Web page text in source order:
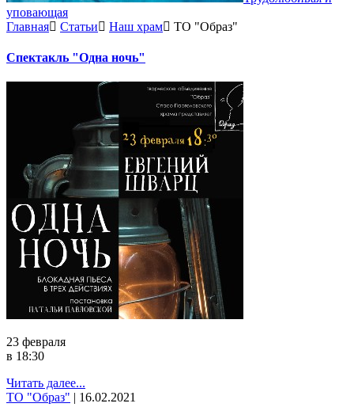
уповающая
Главная
Статьи Наш храм ТО "Образ"
Спектакль "Одна ночь"
23 февраля
в 18:30
Читать далее...
ТО "Образ" | 16.02.2021